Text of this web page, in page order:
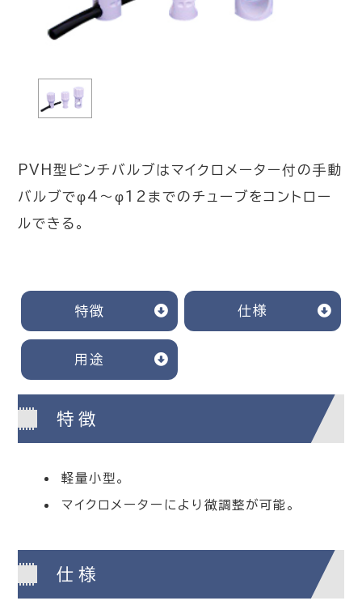
PVH型ピンチバルブはマイクロメーター付の手動
バルブでφ4～φ12までのチューブをコントロー
ルできる。
特徴 仕様
用途
特徴
軽量小型。
マイクロメーターにより微調整が可能。
仕様